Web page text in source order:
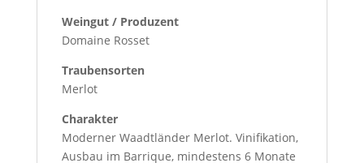
Weingut / Produzent
Domaine Rosset
Traubensorten
Merlot
Charakter
Moderner Waadtländer Merlot. Vinifikation,
Ausbau im Barrique, mindestens 6 Monate